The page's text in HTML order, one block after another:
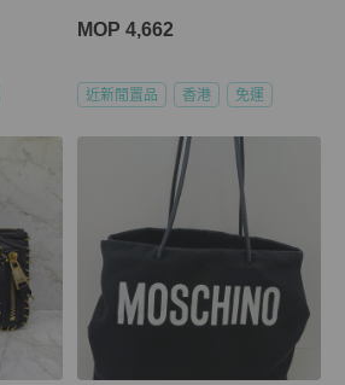
MOP 4,662
近新閒置品 香港 免運